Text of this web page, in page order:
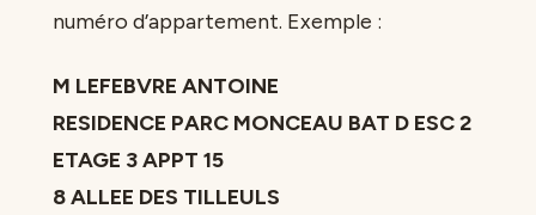
numéro d’appartement. Exemple :
M LEFEBVRE ANTOINE
RESIDENCE PARC MONCEAU BAT D ESC 2
ETAGE 3 APPT 15
8 ALLEE DES TILLEULS